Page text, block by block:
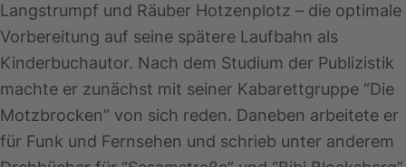
Langstrumpf und Räuber Hotzenplotz – die optimale
Vorbereitung auf seine spätere Laufbahn als
Kinderbuchautor. Nach dem Studium der Publizistik
machte er zunächst mit seiner Kabarettgruppe “Die
Motzbrocken” von sich reden. Daneben arbeitete er
für Funk und Fernsehen und schrieb unter anderem